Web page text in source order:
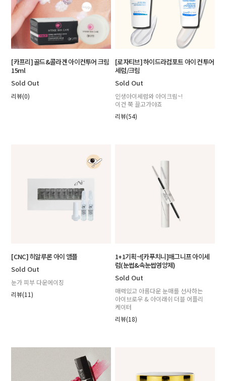
[카프리] 골드&콜라겐 아이컨투어 크림
15ml
Sold Out
리뷰(0)
[로자티브] 하이드라컴포트 아이 컨투어
세럼/크림
Sold Out
인생아이세럼와 아이크림~!
이건 쭉 끌고가야죠
리뷰(54)
[CNC] 히알루론 아이 앰플
Sold Out
눈가 피부 다운에이징
리뷰(11)
1+1기획~![카푸치니]매그니프 아이세
럼(눈썹&속눈썹영양제)
Sold Out
매력있고 아름다운 눈매를 선사하는
아이브로우 & 아이래쉬 더블 어플리
케이터
리뷰(18)